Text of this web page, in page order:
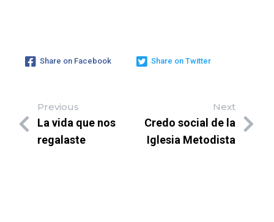
Share on Facebook Share on Twitter
Previous
La vida que nos
regalaste
Next
Credo social de la
Iglesia Metodista